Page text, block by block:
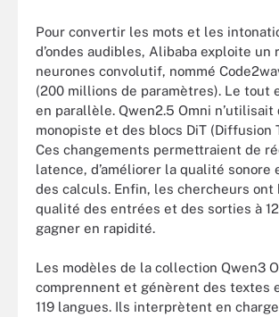
Pour convertir les mots et les
d’ondes audibles, Alibaba exploite un
neurones convolutif, nommé
(200 millions de paramètres). Le tout
en parallèle. Qwen2.5 Omni n’utilisait
monopiste et des blocs DiT (Diffusion
Ces changements permettraient de
latence, d’améliorer la qualité sonore
des calculs. Enfin, les chercheurs ont
qualité des entrées et des sorties à
gagner en rapidité.
Les modèles de la collection Qwen3
comprennent et génèrent des textes
119 langues. Ils interprètent en